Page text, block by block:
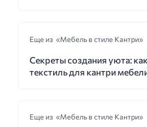
Еще из «Мебель в стиле Кантри»
Секреты создания уюта:
текстиль для кантри
Еще из «Мебель в стиле Кантри»